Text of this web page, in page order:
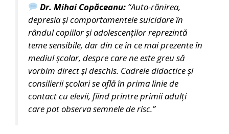
Dr. Mihai Copăceanu: “Auto-rănirea,
depresia și comportamentele suicidare în
rândul copiilor și adolescenților reprezintă
teme sensibile, dar din ce în ce mai prezente în
mediul școlar, despre care ne este greu să
vorbim direct și deschis. Cadrele didactice și
consilierii școlari se află în prima linie de
contact cu elevii, fiind printre primii adulți
care pot observa semnele de risc.”